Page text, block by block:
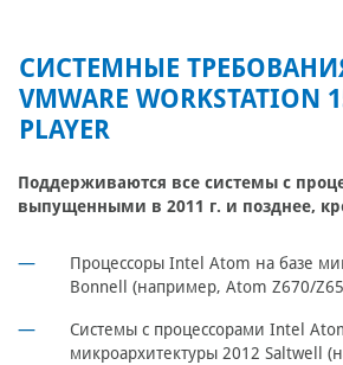
СИСТЕМНЫЕ
VMWARE WORKSTATION
PLAYER
Поддерживаются все системы с
выпущенными в 2011 г. и позднее,
Процессоры Intel Atom на базе
Bonnell (например, Atom Z670/
Системы с процессорами Intel
микроархитектуры 2012 Saltwell